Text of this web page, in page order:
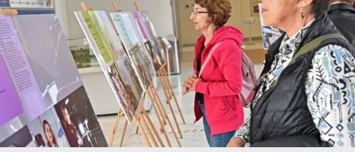
İletişim
Künye
Tüm Manşetler
Son Dakika Haberleri
Haber Arşivi